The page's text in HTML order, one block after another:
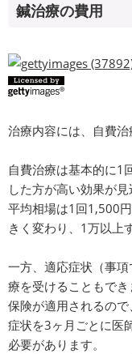
鍼治療の費用
治療内容には、自費治
自費治療は基本的に1
した方が高い効果が見
平均相場は1回1,500
きく変わり、1万以上
一方、適応症状（事
療を受けることもでき
保険が適用されるので
症状を3ヶ月ごとに医
必要があります。